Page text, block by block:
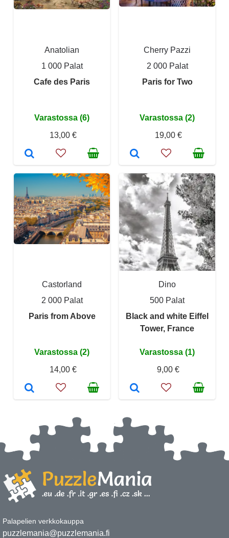
Anatolian
1 000 Palat
Cafe des Paris
Varastossa (6)
13,00 €
Cherry Pazzi
2 000 Palat
Paris for Two
Varastossa (2)
19,00 €
Castorland
2 000 Palat
Paris from Above
Varastossa (2)
14,00 €
Dino
500 Palat
Black and white Eiffel
Tower, France
Varastossa (1)
9,00 €
Palapelien verkkokauppa
puzzlemania@puzzlemania.fi